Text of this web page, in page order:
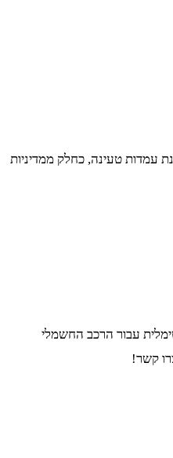
עמדות טעינה, כחלק ממדיניות
עבור הרכב החשמלי
קשר!